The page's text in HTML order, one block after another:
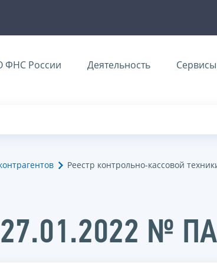
ФНС России Деятельность Сервисы
Реестр контрольно-кассовой
№